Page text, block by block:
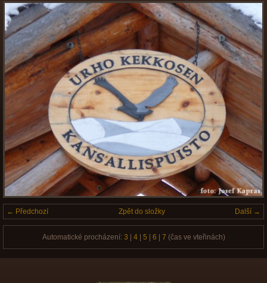
← Předchozí Další →
Zpět do složky
Automatické procházení: 3 4| 5 6 7 (čas ve vteřinách)